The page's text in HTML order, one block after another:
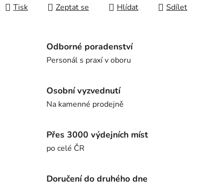
Tisk Zeptat se Hlídat Sdílet
Odborné poradenství
Personál s praxí v oboru
Osobní vyzvednutí
Na kamenné prodejně
Přes 3000 výdejních míst
po celé ČR
Doručení do druhého dne